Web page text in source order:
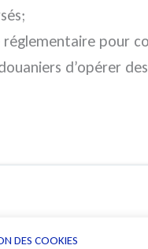
pour
d’opérer
DES COOKIES